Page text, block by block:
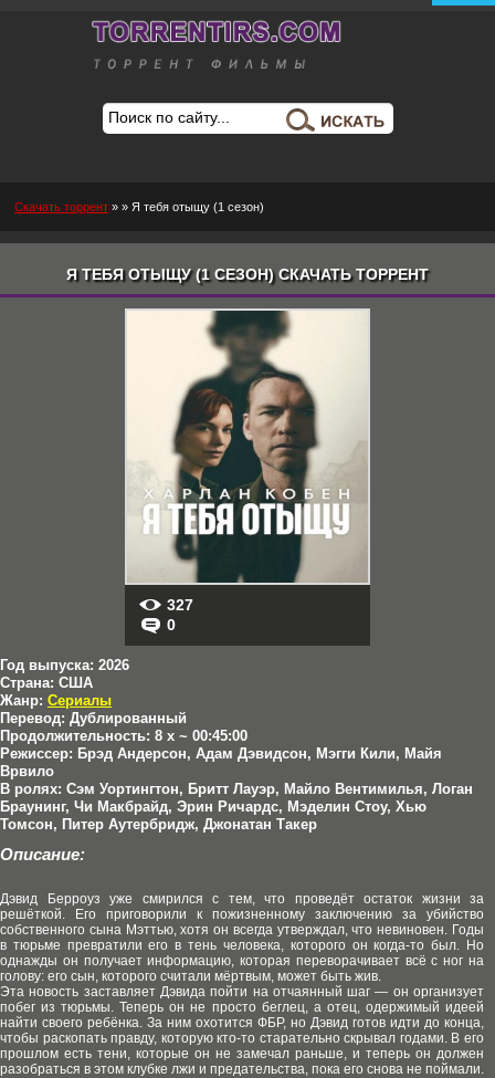
Скачать торрент » » Я тебя отыщу (1 сезон)
Я ТЕБЯ ОТЫЩУ (1 СЕЗОН) СКАЧАТЬ ТОРРЕНТ
327
0
Год выпуска: 2026
Страна: США
Жанр: Сериалы
Перевод: Дублированный
Продолжительность: 8 x ~ 00:45:00
Режиссер: Брэд Андерсон, Адам Дэвидсон, Мэгги Кили, Майя
Врвило
В ролях: Сэм Уортингтон, Бритт Лауэр, Майло Вентимилья, Логан
Браунинг, Чи Макбрайд, Эрин Ричардс, Мэделин Стоу, Хью
Томсон, Питер Аутербридж, Джонатан Такер
Описание:
Дэвид Берроуз уже смирился с тем, что проведёт остаток жизни за
решёткой. Его приговорили к пожизненному заключению за убийство
собственного сына Мэттью, хотя он всегда утверждал, что невиновен. Годы
в тюрьме превратили его в тень человека, которого он когда-то был. Но
однажды он получает информацию, которая переворачивает всё с ног на
голову: его сын, которого считали мёртвым, может быть жив.
Эта новость заставляет Дэвида пойти на отчаянный шаг — он организует
побег из тюрьмы. Теперь он не просто беглец, а отец, одержимый идеей
найти своего ребёнка. За ним охотится ФБР, но Дэвид готов идти до конца,
чтобы раскопать правду, которую кто-то старательно скрывал годами. В его
прошлом есть тени, которые он не замечал раньше, и теперь он должен
разобраться в этом клубке лжи и предательства, пока его снова не поймали.